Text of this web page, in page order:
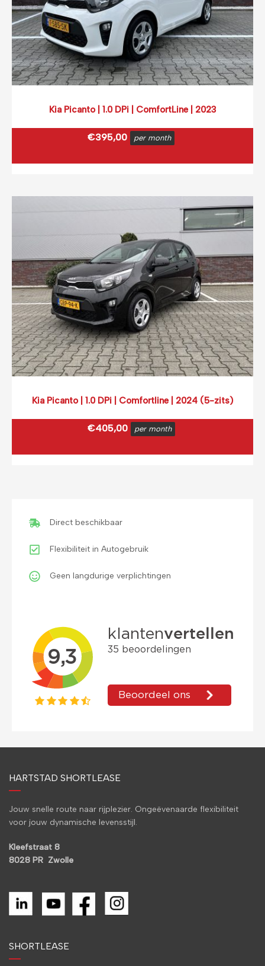
Kia Picanto | 1.0 DPi | ComfortLine | 2023
€395,00 per month
Prijs op basis van 2000 km per month.
Kia Picanto | 1.0 DPi | Comfortline | 2024 (5-zits)
€405,00 per month
Direct beschikbaar
Flexibiliteit in Autogebruik
Geen langdurige verplichtingen
HARTSTAD SHORTLEASE
Jouw snelle route naar rijplezier. Ongeëvenaarde flexibiliteit
voor jouw dynamische levensstijl.
Kleefstraat 8
8028 PR Zwolle
SHORTLEASE